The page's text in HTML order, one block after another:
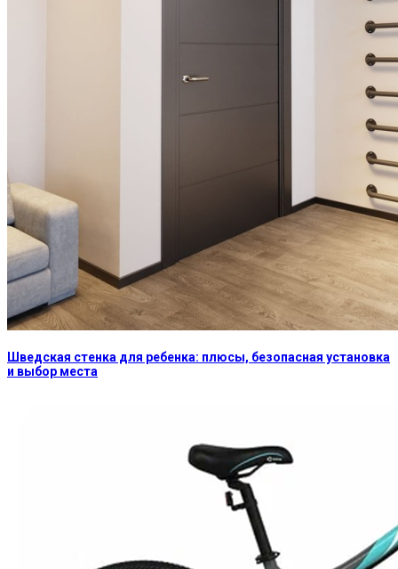
Шведская стенка для ребенка: плюсы, безопасная установка
и выбор места